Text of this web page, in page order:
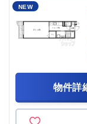
NEW
物件詳